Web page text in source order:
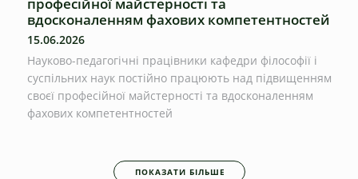
професійної майстерності та
вдосконаленням фахових компетентностей
15.06.2026
Науково-педагогічні працівники кафедри філософії і
суспільних наук постійно працюють над підвищенням
своєї професійної майстерності та вдосконаленням
фахових компетентностей
ПОКАЗАТИ БІЛЬШЕ